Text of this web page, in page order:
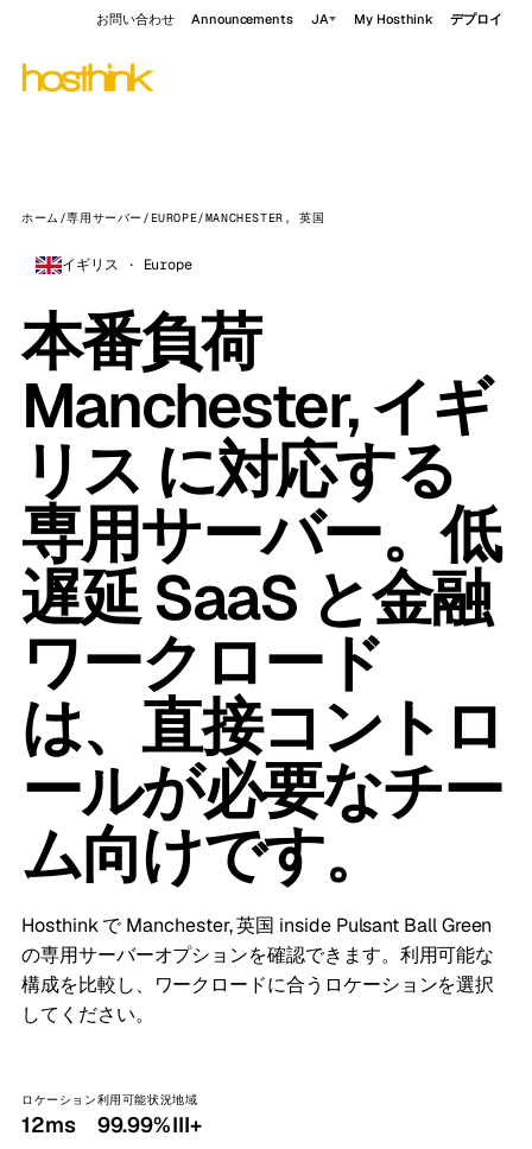
お問い合わせ Announcements JA My Hosthink デプロイ
ホーム /専用サーバー /EUROPE/MANCHESTER, 英国
イギリス · Europe
本番負荷
Manchester, イギ
リス に対応する
専用サーバー。低
遅延 SaaS と金融
ワークロード
は、直接コントロ
ールが必要なチー
ム向けです。
Hosthink で Manchester, 英国 inside Pulsant Ball Green
の専用サーバーオプションを確認できます。利用可能な
構成を比較し、ワークロードに合うロケーションを選択
してください。
ロケーション
12ms
利用可能状況
99.99%
地域
III+